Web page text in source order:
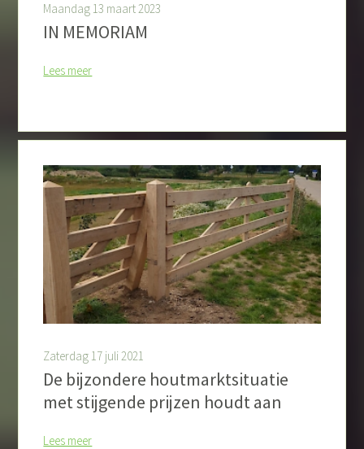
Maandag 13 maart 2023
IN MEMORIAM
Lees meer
Zaterdag 17 juli 2021
De bijzondere houtmarktsituatie
met stijgende prijzen houdt aan
Lees meer